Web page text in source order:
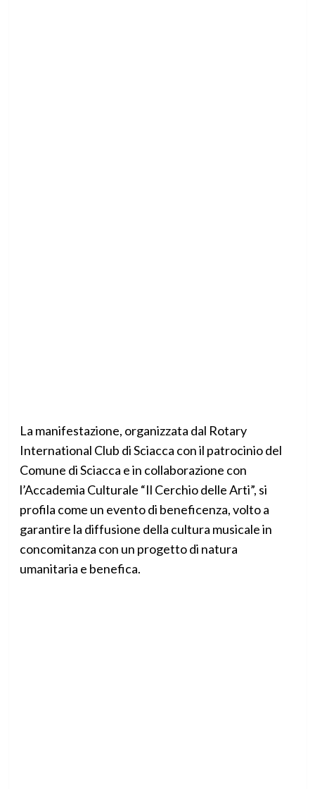
La manifestazione, organizzata dal Rotary
International Club di Sciacca con il patrocinio del
Comune di Sciacca e in collaborazione con
l’Accademia Culturale “Il Cerchio delle Arti”, si
profila come un evento di beneficenza, volto a
garantire la diffusione della cultura musicale in
concomitanza con un progetto di natura
umanitaria e benefica.